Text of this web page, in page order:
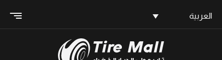
العربية